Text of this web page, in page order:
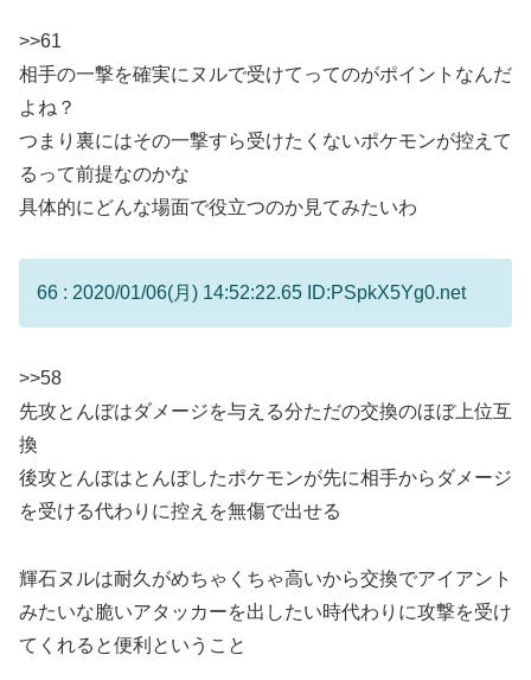
>>61
相手の一撃を確実にヌルで受けてってのがポイントなんだ
よね？
つまり裏にはその一撃すら受けたくないポケモンが控えて
るって前提なのかな
具体的にどんな場面で役立つのか見てみたいわ
66 : 2020/01/06(月) 14:52:22.65 ID:PSpkX5Yg0.net
>>58
先攻とんぼはダメージを与える分ただの交換のほぼ上位互
換
後攻とんぼはとんぼしたポケモンが先に相手からダメージ
を受ける代わりに控えを無傷で出せる
輝石ヌルは耐久がめちゃくちゃ高いから交換でアイアント
みたいな脆いアタッカーを出したい時代わりに攻撃を受け
てくれると便利ということ